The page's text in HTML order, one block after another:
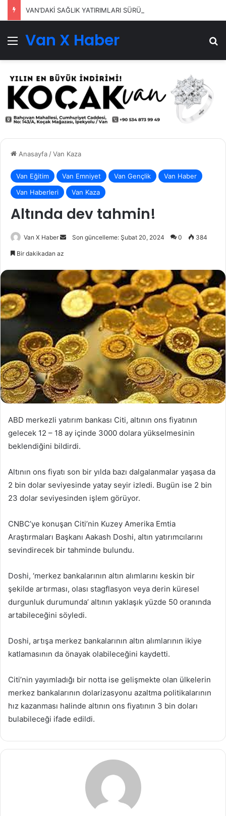
VAN’DAKİ SAĞLIK YATIRIMLARI SÜRÜYOR
Menü
Van X Haber
Anasayfa/Van Kaza
Van Eğitim Van Emniyet Van Gençlik
Van Haber
Van Haberleri
Van Kaza
Altında dev tahmin!
Van X Haber
Bir
göndermek
Son güncelleme: Şubat 20, 2024 0 384
Bir dakikadan az
ABD merkezli yatırım bankası Citi, altının ons fiyatının
gelecek 12 – 18 ay içinde 3000 dolara yükselmesinin
beklendiğini bildirdi.
Altının ons fiyatı son bir yılda bazı dalgalanmalar yaşasa da
2 bin dolar seviyesinde yatay seyir izledi. Bugün ise 2 bin
23 dolar seviyesinden işlem görüyor.
CNBC’ye konuşan Citi’nin Kuzey Amerika Emtia
Araştırmaları Başkanı Aakash Doshi, altın yatırımcılarını
sevindirecek bir tahminde bulundu.
Doshi, ‘merkez bankalarının altın alımlarını keskin bir
şekilde artırması, olası stagflasyon veya derin küresel
durgunluk durumunda’ altının yaklaşık yüzde 50 oranında
artabileceğini söyledi.
Doshi, artışa merkez bankalarının altın alımlarının ikiye
katlamasının da önayak olabileceğini kaydetti.
Citi’nin yayımladığı bir notta ise gelişmekte olan ülkelerin
merkez bankalarının dolarizasyonu azaltma politikalarının
hız kazanması halinde altının ons fiyatının 3 bin doları
bulabileceği ifade edildi.